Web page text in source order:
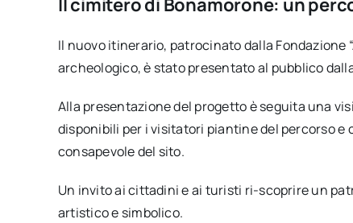
Il cimitero di Bonamorone: un
Il nuovo itinerario, patrocinato dalla Fondazione
archeologico, è stato presentato al pubblico
Alla presentazione del progetto è seguita una
disponibili per i visitatori piantine del percorso
consapevole del sito.
Un invito ai cittadini e ai turisti ri-scoprire un
artistico e simbolico.